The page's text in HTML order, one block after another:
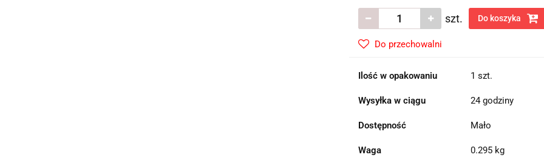
szt. Do koszyka
Do przechowalni
Ilość w opakowaniu 1 szt.
Wysyłka w ciągu 24 godziny
Dostępność Mało
Waga 0.295 kg